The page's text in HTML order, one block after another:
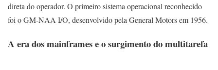
direta do operador. O primeiro sistema operacional reconhecido
foi o GM-NAA I/O, desenvolvido pela General Motors em 1956.
A era dos mainframes e o surgimento do multitarefa